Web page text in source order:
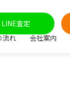
査定
流れ 会社案内